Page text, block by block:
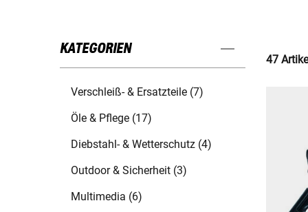
KATEGORIEN
Verschleiß- & Ersatzteile (7)
Öle & Pflege (17)
Diebstahl- & Wetterschutz (4)
Outdoor & Sicherheit (3)
Multimedia (6)
47